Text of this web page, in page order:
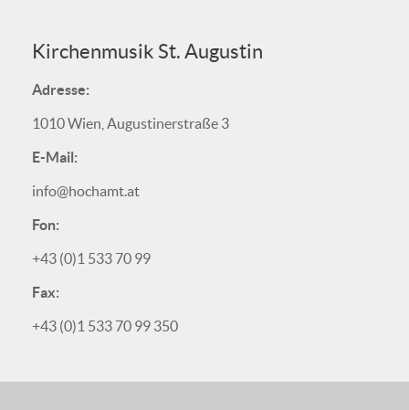
Kirchenmusik St. Augustin
Adresse:
1010 Wien, Augustinerstraße 3
E-Mail:
info@hochamt.at
Fon:
+43 (0)1 533 70 99
Fax:
+43 (0)1 533 70 99 350